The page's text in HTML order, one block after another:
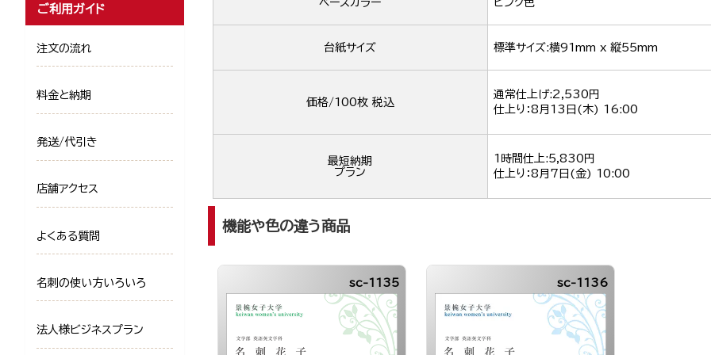
ベースカラー ピンク色
台紙サイズ 標準サイズ:横91mm x 縦55mm
価格/100枚 税込
通常仕上げ:2,530円
仕上り：8月13日(木) 16:00
最短納期
プラン
1時間仕上:5,830円
仕上り：8月7日(金) 10:00
機能や色の違う商品
sc-1135 sc-1136
ご利用ガイド
注文の流れ
料金と納期
発送/代引き
店舗アクセス
よくある質問
名刺の使い方いろいろ
法人様ビジネスプラン